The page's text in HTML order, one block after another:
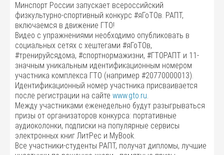
Минспорт России запускает всероссийский
физкультурно-спортивный конкурс #яГоТОв. РАПТ,
включаемся в движение ГТО!
Видео с упражнениями необходимо опубликовать в
социальных сетях с хештегами #яГоТОв,
#тренируйсядома, #спортнормажизни, #ГТОРАПТ и 11-
значным уникальным идентификационным номером
участника комплекса ГТО (например #20770000013).
Идентификационный номер участника присваивается
после регистрации на сайте www.gto.ru.
Между участниками еженедельно будут разыгрываться
призы от организаторов конкурса: портативные
аудиоколонки, подписки на популярные сервисы
электронных книг ЛитРес и MyBook.
Все участники-студенты РАПТ, получат дипломы, лучшие